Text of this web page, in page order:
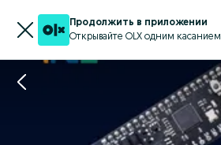
Продолжить в приложении
Открывайте OLX одним касанием